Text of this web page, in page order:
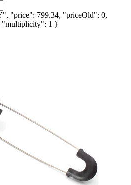
"price": 799.34, "priceOld": 0,
"multiplicity": 1 }